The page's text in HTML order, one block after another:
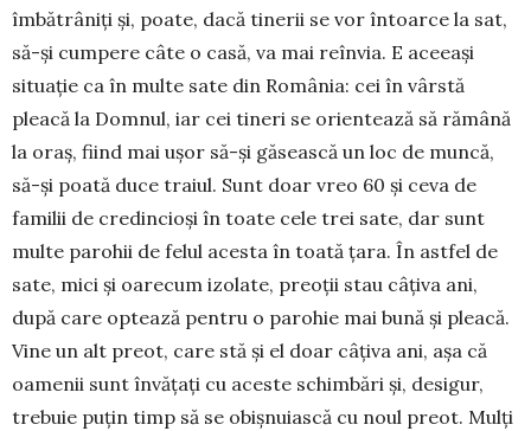
îmbătrâniți și, poate, dacă tinerii se vor întoarce la sat,
să-și cumpere câte o casă, va mai reînvia. E aceeași
situație ca în multe sate din România: cei în vârstă
pleacă la Domnul, iar cei tineri se orientează să rămână
la oraș, fiind mai ușor să-și găsească un loc de muncă,
să-și poată duce traiul. Sunt doar vreo 60 și ceva de
familii de credincioși în toate cele trei sate, dar sunt
multe parohii de felul acesta în toată țara. În astfel de
sate, mici și oarecum izolate, preoții stau câțiva ani,
după care optează pentru o parohie mai bună și pleacă.
Vine un alt preot, care stă și el doar câțiva ani, așa că
oamenii sunt învățați cu aceste schimbări și, desigur,
trebuie puțin timp să se obișnuiască cu noul preot. Mulți